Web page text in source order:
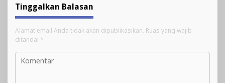
Tinggalkan Balasan
Alamat email Anda tidak akan dipublikasikan. Ruas yang wajib
ditandai *